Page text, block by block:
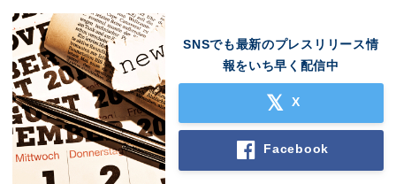
SNSでも最新のプレスリリース情
報をいち早く配信中
X
Facebook